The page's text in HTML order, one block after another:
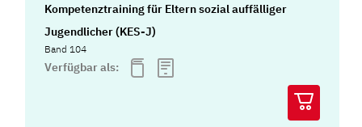
Kompetenztraining für Eltern sozial auffälliger
Jugendlicher (KES-J)
Band 104
Verfügbar als: